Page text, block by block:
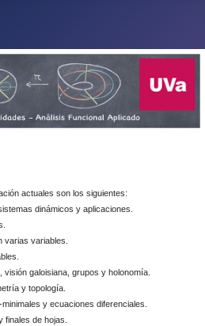
actuales son los siguientes:
dinámicos y aplicaciones.
varias variables.
visión galoisiana, grupos y holonomía.
y topología.
y ecuaciones diferenciales.
finales de hojas.